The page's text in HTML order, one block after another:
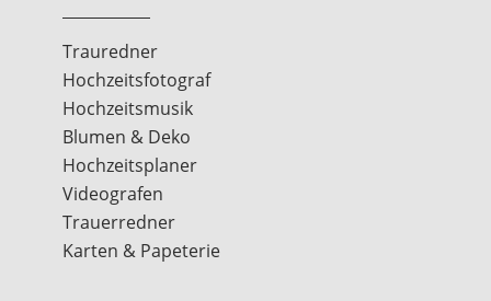
Trauredner
Hochzeitsfotograf
Hochzeitsmusik
Blumen & Deko
Hochzeitsplaner
Videografen
Trauerredner
Karten & Papeterie